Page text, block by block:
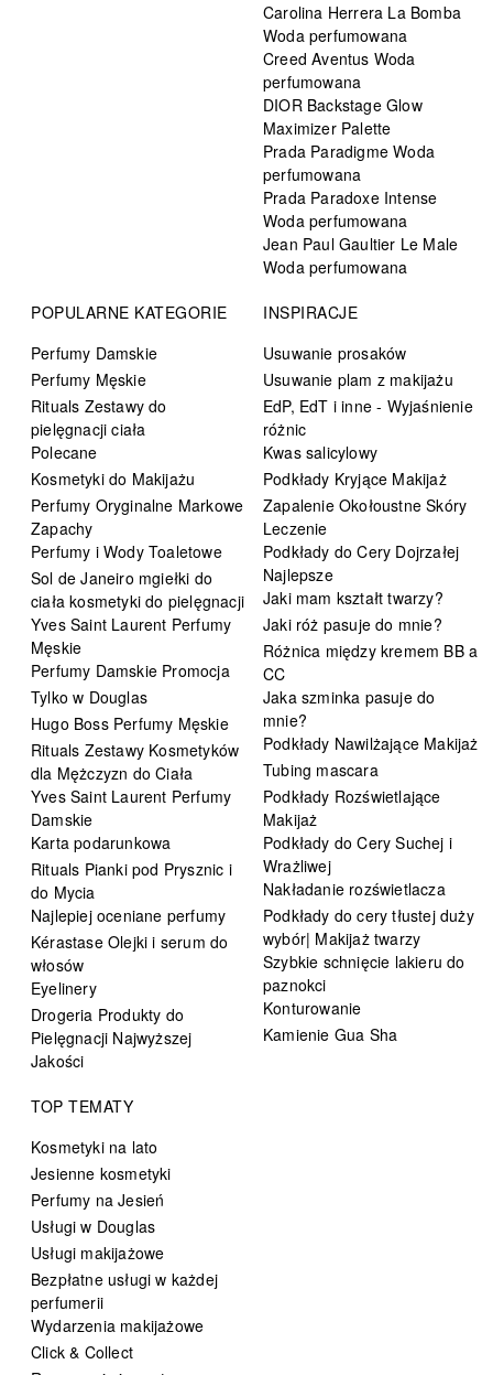
Carolina Herrera La Bomba
Woda perfumowana
Creed Aventus Woda
perfumowana
DIOR Backstage Glow
Maximizer Palette
Prada Paradigme Woda
perfumowana
Prada Paradoxe Intense
Woda perfumowana
Jean Paul Gaultier Le Male
Woda perfumowana
POPULARNE KATEGORIE
Perfumy Damskie
Perfumy Męskie
Rituals Zestawy do
pielęgnacji ciała
Polecane
Kosmetyki do Makijażu
Perfumy Oryginalne Markowe
Zapachy
Perfumy i Wody Toaletowe
Sol de Janeiro mgiełki do
ciała kosmetyki do pielęgnacji
Yves Saint Laurent Perfumy
Męskie
Perfumy Damskie Promocja
Tylko w Douglas
Hugo Boss Perfumy Męskie
Rituals Zestawy Kosmetyków
dla Mężczyzn do Ciała
Yves Saint Laurent Perfumy
Damskie
Karta podarunkowa
Rituals Pianki pod Prysznic i
do Mycia
Najlepiej oceniane perfumy
Kérastase Olejki i serum do
włosów
Eyelinery
Drogeria Produkty do
Pielęgnacji Najwyższej
Jakości
INSPIRACJE
Usuwanie prosaków
Usuwanie plam z makijażu
EdP, EdT i inne - Wyjaśnienie
różnic
Kwas salicylowy
Podkłady Kryjące Makijaż
Zapalenie Okołoustne Skóry
Leczenie
Podkłady do Cery Dojrzałej
Najlepsze
Jaki mam kształt twarzy?
Jaki róż pasuje do mnie?
Różnica między kremem BB a
CC
Jaka szminka pasuje do
mnie?
Podkłady Nawilżające Makijaż
Tubing mascara
Podkłady Rozświetlające
Makijaż
Podkłady do Cery Suchej i
Wrażliwej
Nakładanie rozświetlacza
Podkłady do cery tłustej duży
wybór| Makijaż twarzy
Szybkie schnięcie lakieru do
paznokci
Konturowanie
Kamienie Gua Sha
TOP TEMATY
Kosmetyki na lato
Jesienne kosmetyki
Perfumy na Jesień
Usługi w Douglas
Usługi makijażowe
Bezpłatne usługi w każdej
perfumerii
Wydarzenia makijażowe
Click & Collect